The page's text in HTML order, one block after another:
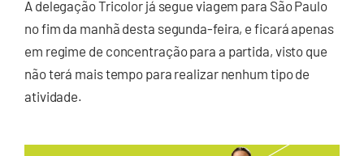
A delegação Tricolor já segue viagem para São Paulo
no fim da manhã desta segunda-feira, e ficará apenas
em regime de concentração para a partida, visto que
não terá mais tempo para realizar nenhum tipo de
atividade.